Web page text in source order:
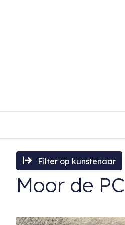
Filter op kunstenaar
Moor de PC